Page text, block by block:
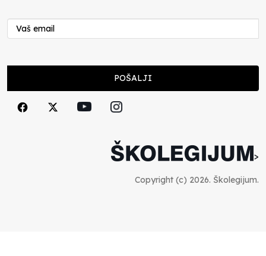
Nenad Veličković
29.10.2024
Cuke i djeca
POŠALJI
>
Copyright (c) 2026. Školegijum.